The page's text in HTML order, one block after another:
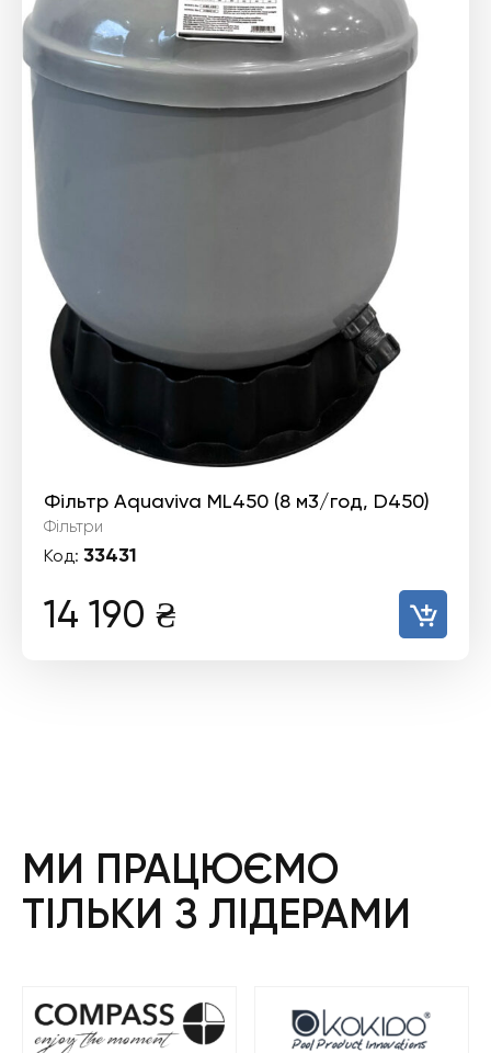
Фільтр Aquaviva ML450 (8 м3/год, D450)
Фільтри
Код: 33431
14 190 ₴
МИ ПРАЦЮЄМО
ТІЛЬКИ З ЛІДЕРАМИ